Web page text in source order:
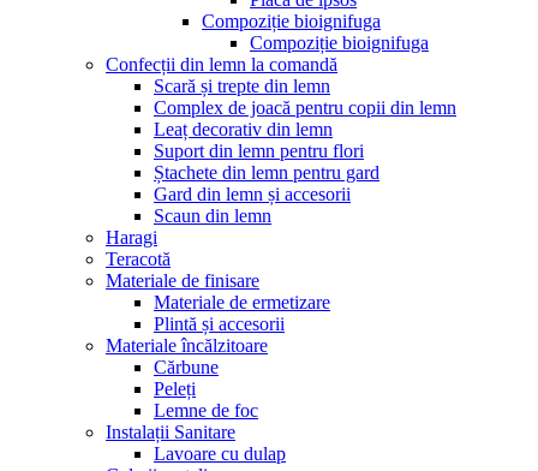
Compoziție bioignifuga
Compoziție bioignifuga
Confecții din lemn la comandă
Scară și trepte din lemn
Complex de joacă pentru copii din lemn
Leaț decorativ din lemn
Suport din lemn pentru flori
Ștachete din lemn pentru gard
Gard din lemn și accesorii
Scaun din lemn
Haragi
Teracotă
Materiale de finisare
Materiale de ermetizare
Plintă și accesorii
Materiale încălzitoare
Cărbune
Peleți
Lemne de foc
Instalații Sanitare
Lavoare cu dulap